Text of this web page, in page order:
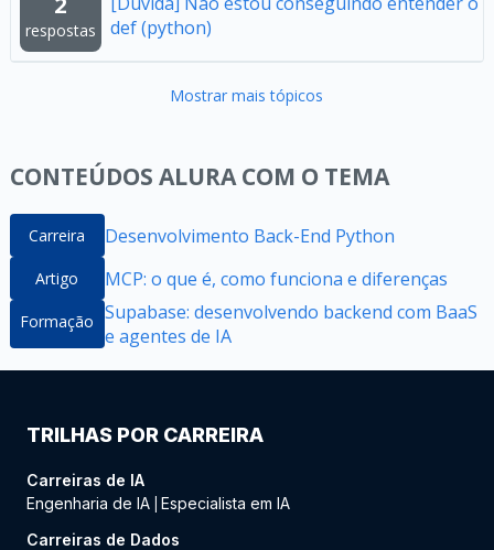
respostas
def (python)
Mostrar mais tópicos
CONTEÚDOS ALURA COM O TEMA
Carreira Desenvolvimento Back-End Python
Artigo MCP: o que é, como funciona e diferenças
Formação Supabase: desenvolvendo backend com BaaS
e agentes de IA
TRILHAS POR CARREIRA
Carreiras de IA
Engenharia de IA Especialista em IA
Carreiras de Dados